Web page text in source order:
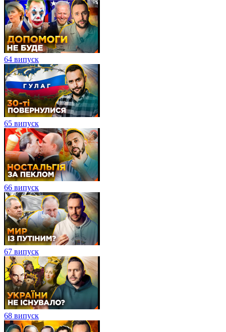
64 випуск
65 випуск
66 випуск
67 випуск
68 випуск